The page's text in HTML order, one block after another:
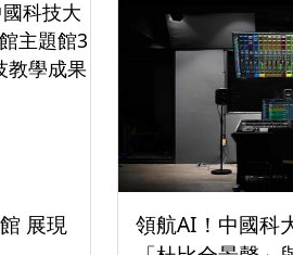
中國科大財金系辦座談會 聚焦人
文素養與跨域競爭力